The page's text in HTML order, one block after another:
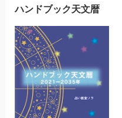
ハンドブック天文暦